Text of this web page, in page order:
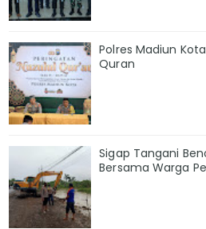
Polres Madiun
Quran
Sigap Tangani
Bersama Warga